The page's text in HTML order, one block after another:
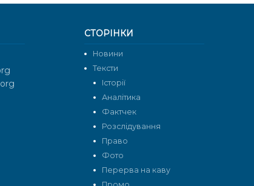
СТОРІНКИ
Новини
Тексти
Історії
Аналітика
Фактчек
Розслідування
Право
Фото
Перерва на каву